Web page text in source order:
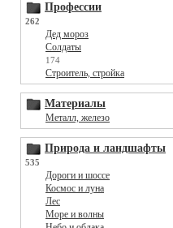
Профессии
262
Дед мороз
Солдаты
174
Строитель, стройка
Материалы
Металл, железо
Природа и ландшафты
535
Дороги и шоссе
Космос и луна
Лес
Море и волны